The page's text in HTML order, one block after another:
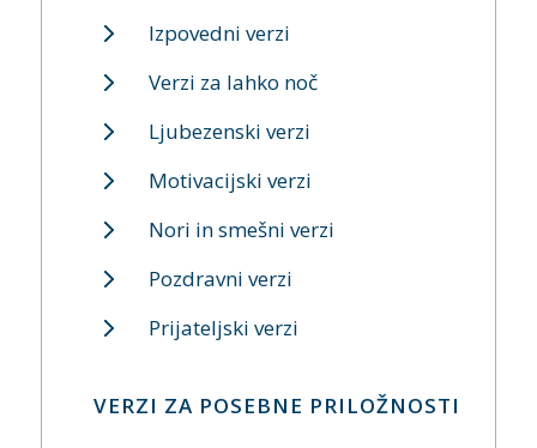
Izpovedni verzi
Verzi za lahko noč
Ljubezenski verzi
Motivacijski verzi
Nori in smešni verzi
Pozdravni verzi
Prijateljski verzi
VERZI ZA POSEBNE PRILOŽNOSTI